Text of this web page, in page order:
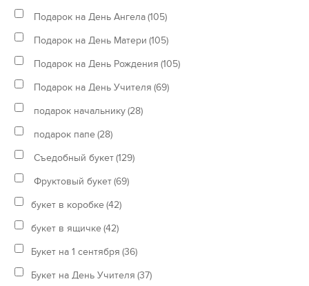
Подарок на День Ангела(105)
Подарок на День Матери (105)
Подарок на День Рождения (105)
Подарок на День Учителя (69)
подарок начальнику(28)
подарок папе(28)
Съедобный букет(129)
Фруктовый букет(69)
букет в коробке(42)
букет в ящичке(42)
Букет на 1 сентября (36)
Букет на День Учителя (37)